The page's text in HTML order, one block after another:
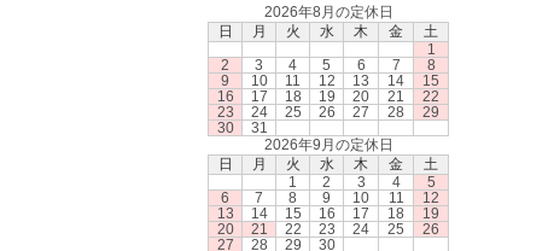
2026年8月の定休日
日
月 火 水 木 金
土
1
2
3 4 5 6 7
8
9
10 11 12 13 14
15
16
17 18 19 20 21
22
23
24 25 26 27 28
29
30
31
2026年9月の定休日
日
月 火 水 木 金
土
1
2 3 4
5
6
7 8 9 10 11
12
13
14 15 16 17 18
19
20
21 22 23 24 25
26
27
28 29 30